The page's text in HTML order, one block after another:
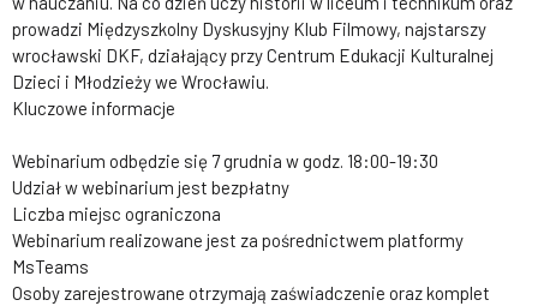
prowadzi Międzyszkolny Dyskusyjny Klub Filmowy, najstarszy
wrocławski DKF, działający przy Centrum Edukacji Kulturalnej
Dzieci i Młodzieży we Wrocławiu.
Kluczowe informacje
Webinarium odbędzie się 7 grudnia w godz. 18:00-19:30
Udział w webinarium jest bezpłatny
Liczba miejsc ograniczona
Webinarium realizowane jest za pośrednictwem platformy
MsTeams
Osoby zarejestrowane otrzymają zaświadczenie oraz komplet